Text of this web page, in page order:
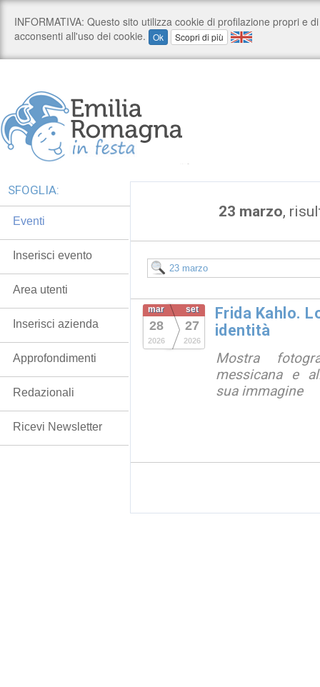
23 marzo,
mar
28
2026
set
27
2026
Frida Kahlo.
identità
Mostra
messicana e
sua immagine
SFOGLIA:
Eventi
Inserisci evento
Area utenti
Inserisci azienda
Approfondimenti
Redazionali
Ricevi Newsletter